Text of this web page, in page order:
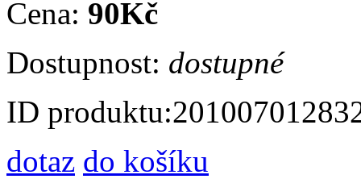
Cena: 90Kč
Dostupnost: dostupné
ID produktu:
dotaz do košíku